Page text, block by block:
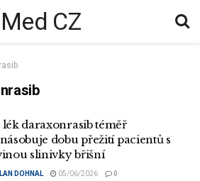
Med CZ
daraxonrasib téměř
dobu přežití pacientů s
slinivky břišní
DOHNAL 05/06/2026 0